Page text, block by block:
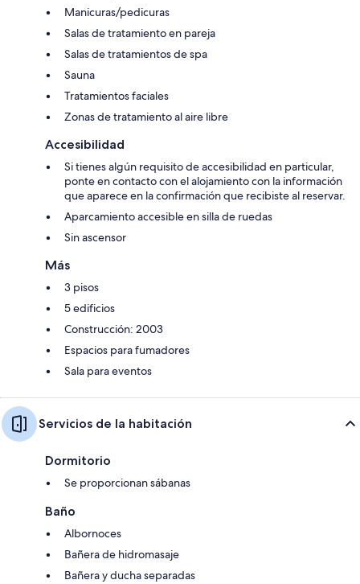
Manicuras/pedicuras
Salas de tratamiento en pareja
Salas de tratamientos de spa
Sauna
Tratamientos faciales
Zonas de tratamiento al aire libre
Accesibilidad
Si tienes algún requisito de accesibilidad en particular,
ponte en contacto con el alojamiento con la información
que aparece en la confirmación que recibiste al reservar.
Aparcamiento accesible en silla de ruedas
Sin ascensor
Más
3 pisos
5 edificios
Construcción: 2003
Espacios para fumadores
Sala para eventos
Servicios de la habitación
Dormitorio
Se proporcionan sábanas
Baño
Albornoces
Bañera de hidromasaje
Bañera y ducha separadas